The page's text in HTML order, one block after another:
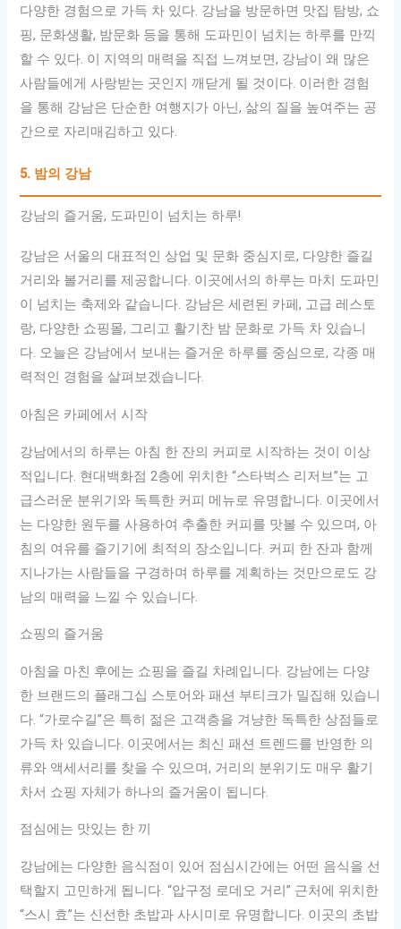
다양한 경험으로 가득 차 있다. 강남을 방문하면 맛집 탐방, 쇼
핑, 문화생활, 밤문화 등을 통해 도파민이 넘치는 하루를 만끽
할 수 있다. 이 지역의 매력을 직접 느껴보면, 강남이 왜 많은
사람들에게 사랑받는 곳인지 깨닫게 될 것이다. 이러한 경험
을 통해 강남은 단순한 여행지가 아닌, 삶의 질을 높여주는 공
간으로 자리매김하고 있다.
5. 밤의 강남
강남의 즐거움, 도파민이 넘치는 하루!
강남은 서울의 대표적인 상업 및 문화 중심지로, 다양한 즐길
거리와 볼거리를 제공합니다. 이곳에서의 하루는 마치 도파민
이 넘치는 축제와 같습니다. 강남은 세련된 카페, 고급 레스토
랑, 다양한 쇼핑몰, 그리고 활기찬 밤 문화로 가득 차 있습니
다. 오늘은 강남에서 보내는 즐거운 하루를 중심으로, 각종 매
력적인 경험을 살펴보겠습니다.
아침은 카페에서 시작
강남에서의 하루는 아침 한 잔의 커피로 시작하는 것이 이상
적입니다. 현대백화점 2층에 위치한 “스타벅스 리저브”는 고
급스러운 분위기와 독특한 커피 메뉴로 유명합니다. 이곳에서
는 다양한 원두를 사용하여 추출한 커피를 맛볼 수 있으며, 아
침의 여유를 즐기기에 최적의 장소입니다. 커피 한 잔과 함께
지나가는 사람들을 구경하며 하루를 계획하는 것만으로도 강
남의 매력을 느낄 수 있습니다.
쇼핑의 즐거움
아침을 마친 후에는 쇼핑을 즐길 차례입니다. 강남에는 다양
한 브랜드의 플래그십 스토어와 패션 부티크가 밀집해 있습니
다. “가로수길”은 특히 젊은 고객층을 겨냥한 독특한 상점들로
가득 차 있습니다. 이곳에서는 최신 패션 트렌드를 반영한 의
류와 액세서리를 찾을 수 있으며, 거리의 분위기도 매우 활기
차서 쇼핑 자체가 하나의 즐거움이 됩니다.
점심에는 맛있는 한 끼
강남에는 다양한 음식점이 있어 점심시간에는 어떤 음식을 선
택할지 고민하게 됩니다. “압구정 로데오 거리” 근처에 위치한
“스시 효”는 신선한 초밥과 사시미로 유명합니다. 이곳의 초밥